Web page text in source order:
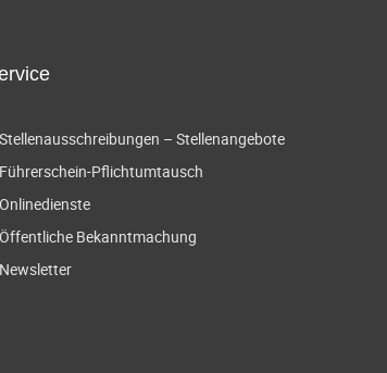
Stellenausschreibungen – Stellenangebote
Führerschein-Pflichtumtausch
Onlinedienste
Öffentliche Bekanntmachung
Newsletter